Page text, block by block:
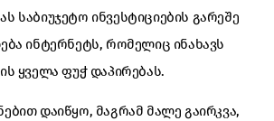
საბიუჯეტო ინვესტიციების გარეშე
ინტერნეტს, რომელიც ინახავს
ყველა ფუჭ დაპირებას.
დაიწყო, მაგრამ მალე გაირკვა,